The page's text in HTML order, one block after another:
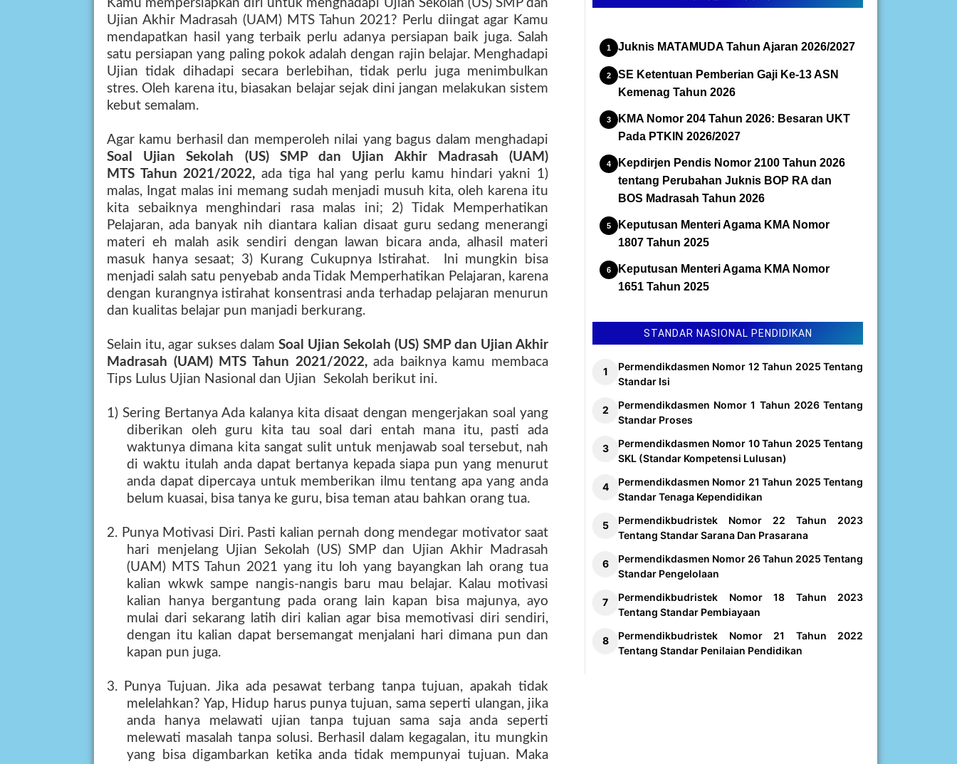
Kamu mempersiapkan diri untuk menghadapi Ujian Sekolah (US)SM P dan
Ujian Akhir Madrasah (UAM) MTSTahun 2021? Perlu diingat agar Kamu
mendapatkan hasil yang terbaik perlu adanya persiapan baik juga. Salah
satu persiapan yang paling pokok adalah dengan rajin belajar. Menghadapi
Ujian tidak dihadapi secara berlebihan, tidak perlu juga menimbulkan
stres. Oleh karena itu, biasakan belajar sejak dini jangan melakukan sistem
kebut semalam.
Agar kamu berhasil dan memperoleh nilai yang bagus dalam menghadapi
Soal Ujian Sekolah (US)SM P dan Ujian Akhir Madrasah (UAM)
MTS Tahun2021/2022,ada tiga hal yang perlu kamu hindari yakni 1)
malas, Ingat malas ini memang sudah menjadi musuh kita, oleh karena itu
kita sebaiknya menghindari rasa malas ini; 2) Tidak Memperhatikan
Pelajaran, ada banyak nih diantara kalian disaat guru sedang menerangi
materi eh malah asik sendiri dengan lawan bicara anda, alhasil materi
masuk hanya sesaat; 3) Kurang Cukupnya Istirahat.
Ini mungkin bisa
menjadi salah satu penyebab anda Tidak Memperhatikan Pelajaran, karena
dengan kurangnya istirahat konsentrasi anda terhadap pelajaran menurun
dan kualitas belajar pun manjadi berkurang.
Selain itu, agar sukses dalam Soal Ujian Sekolah (US) SM P dan Ujian Akhir
Madrasah (UAM) MTS Tahun 2021/2022,ada baiknya kamu membaca
Tips Lulus Ujian Nasional dan Ujian Sekolah berikut ini.
1) Sering Bertanya Ada kalanya kita disaat dengan mengerjakan soal yang
diberikan oleh guru kita tau soal dari entah mana itu, pasti ada
waktunya dimana kita sangat sulit untuk menjawab soal tersebut, nah
di waktu itulah anda dapat bertanya kepada siapa pun yang menurut
anda dapat dipercaya untuk memberikan ilmu tentang apa yang anda
belum kuasai, bisa tanya ke guru, bisa teman atau bahkan orang tua.
2. Punya Motivasi Diri. Pasti kalian pernah dong mendegar motivator saat
hari menjelang Ujian Sekolah (US) SM P dan Ujian Akhir Madrasah
(UAM) MTS Tahun 2021 yang itu loh yang bayangkan lah orang tua
kalian wkwk sampe nangis-nangis baru mau belajar. Kalau motivasi
kalian hanya bergantung pada orang lain kapan bisa majunya, ayo
mulai dari sekarang latih diri kalian agar bisa memotivasi diri sendiri,
dengan itu kalian dapat bersemangat menjalani hari dimana pun dan
kapan pun juga.
3. Punya Tujuan. Jika ada pesawat terbang tanpa tujuan, apakah tidak
melelahkan? Yap, Hidup harus punya tujuan, sama seperti ulangan, jika
anda hanya melawati ujian tanpa tujuan sama saja anda seperti
melewati masalah tanpa solusi. Berhasil dalam kegagalan, itu mungkin
yang bisa digambarkan ketika anda tidak mempunyai tujuan. Maka
Juknis MATAMUDA Tahun Ajaran 2026/2027
SE Ketentuan Pemberian Gaji Ke-13 ASN
Kemenag Tahun 2026
KMA Nomor 204 Tahun 2026: Besaran UKT
Pada PTKIN 2026/2027
Kepdirjen Pendis Nomor 2100 Tahun 2026
tentang Perubahan Juknis BOP RA dan
BOS Madrasah Tahun 2026
Keputusan Menteri Agama KMA Nomor
1807 Tahun 2025
Keputusan Menteri Agama KMA Nomor
1651 Tahun 2025
STANDAR NASIONAL PENDIDIKAN
Permendikdasmen Nomor 12 Tahun 2025 Tentang
Standar Isi
Permendikdasmen Nomor 1 Tahun 2026 Tentang
Standar Proses
Permendikdasmen Nomor 10 Tahun 2025 Tentang
SKL (Standar Kompetensi Lulusan)
Permendikdasmen Nomor 21 Tahun 2025 Tentang
Standar Tenaga Kependidikan
Permendikbudristek Nomor 22 Tahun 2023
Tentang Standar Sarana Dan Prasarana
Permendikdasmen Nomor 26 Tahun 2025 Tentang
Standar Pengelolaan
Permendikbudristek Nomor 18 Tahun 2023
Tentang Standar Pembiayaan
Permendikbudristek Nomor 21 Tahun 2022
Tentang Standar Penilaian Pendidikan